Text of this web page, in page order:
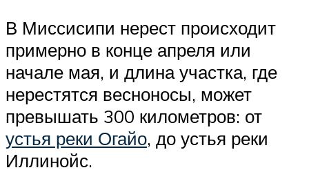
В Миссисипи нерест происходит
примерно в конце апреля или
начале мая, и длина участка, где
нерестятся весноносы, может
превышать 300 километров: от
устья реки Огайо, до устья реки
Иллинойс.